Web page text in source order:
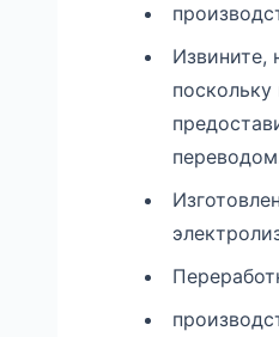
Извините,